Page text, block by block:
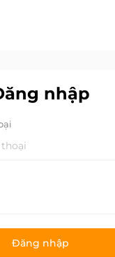
nhập
Đăng nhập